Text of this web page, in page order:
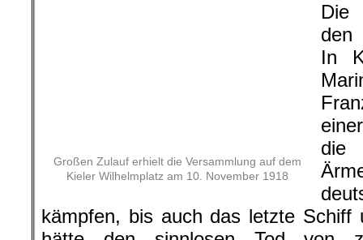
Die
den
In
Franz von Hipper, die Flotte zu
Royal Navy in den Ärmelkanal zu
Flotte sollte kämpfen, bis auch das
wäre. Das hätte den sinnlosen
Matrosen bedeutet. Doch der
Offizier an die einfachen